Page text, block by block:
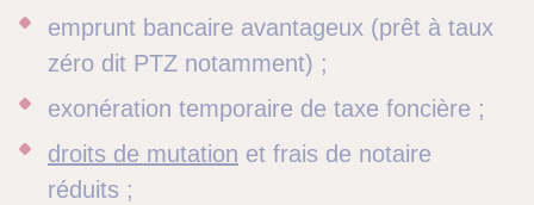
emprunt bancaire avantageux (prêt à taux
zéro dit PTZ notamment) ;
exonération temporaire de taxe foncière ;
droits de mutation et frais de notaire
réduits ;